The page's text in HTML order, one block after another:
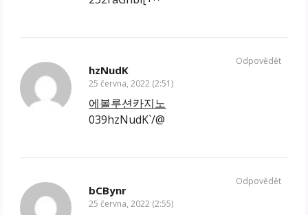
hzNudK
25 června, 2022 (2:51)
에볼루션카지노
039hzNudK`/@
Odpovědět
bCBynr
25 června, 2022 (2:55)
Odpovědět